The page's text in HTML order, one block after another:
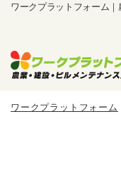
ワークプラットフォーム
ワークプラットフォーム